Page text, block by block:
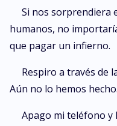
Si nos sorprendiera
humanos, no
que pagar un infierno.
Respiro a través de
Aún no lo hemos hecho.
Apago mi teléfono